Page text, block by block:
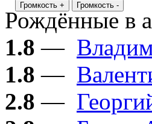
Громкость +
Громкость -
Рождённые в
1.8 —
1.8 —
2.8 —